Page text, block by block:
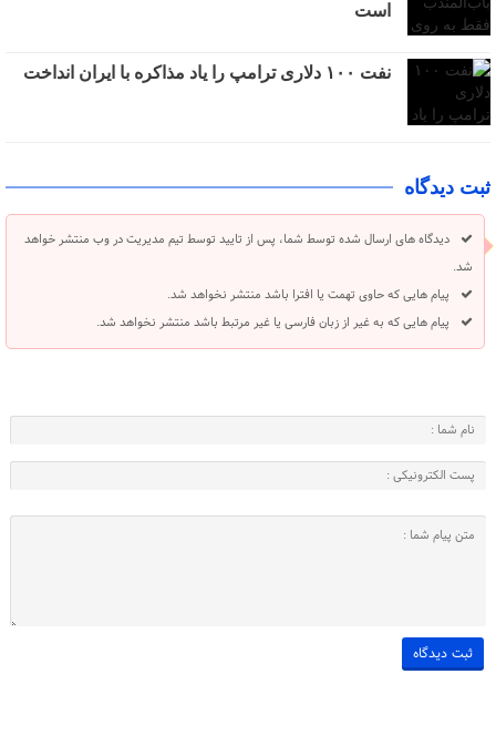
است
نفت ۱۰۰ دلاری ترامپ را یاد مذاکره با ایران انداخت
ثبت دیدگاه
دیدگاه های ارسال شده توسط شما، پس از تایید توسط تیم مدیریت در وب منتشر خواهد
شد.
پیام هایی که حاوی تهمت یا افترا باشد منتشر نخواهد شد.
پیام هایی که به غیر از زبان فارسی یا غیر مرتبط باشد منتشر نخواهد شد.